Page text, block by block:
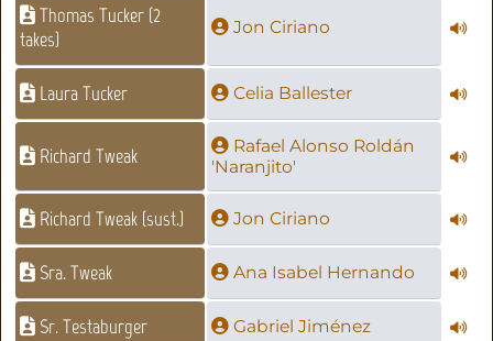
Thomas Tucker (2
takes)
Jon Ciriano
Laura Tucker Celia Ballester
Richard Tweak
Rafael Alonso Roldán
'Naranjito'
Richard Tweak (sust.) Jon Ciriano
Sra. Tweak Ana Isabel Hernando
Sr. Testaburger Gabriel Jiménez